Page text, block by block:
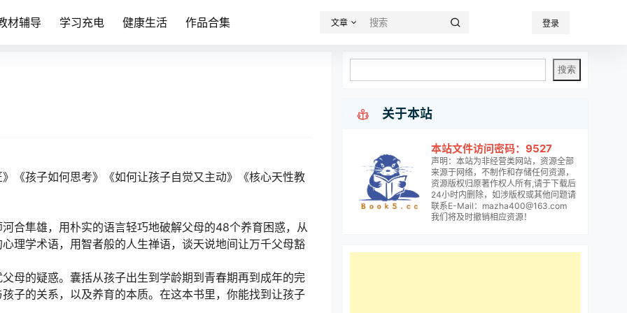
材辅导 学习充电 健康生活 作品合集 文章 登录
《孩子如何思考》《如何让孩子自觉又主动》《核心天性教
合隼雄，用朴实的语言轻巧地破解父母的48个养育困惑，从
理学术语，用智者般的人生禅语，谈天说地间让万千父母豁
母的疑惑。囊括从孩子出生到学龄期到青春期再到成年的完
子的关系，以及养育的本质。在这本书里，你能找到让孩子
 关于本站
本站文件访问密码：9527
声明：本站为非经营类网站，资源全部
来源于网络，不制作和存储任何资源，
资源版权归原著作权人所有,请于下载后
24小时内删除，如涉版权或其他问题请
联系E-Mail：mazha400@163.com
我们将及时撤销相应资源！